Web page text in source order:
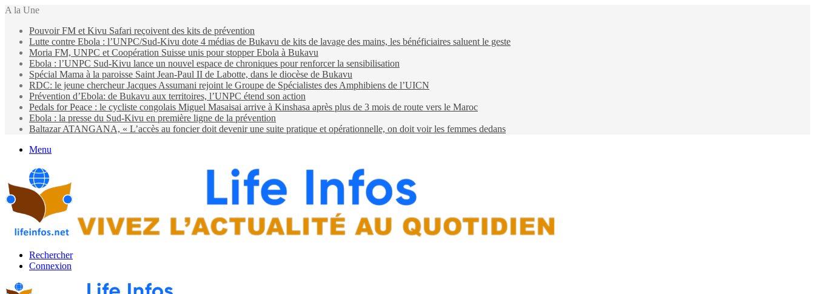
A la Une
Pouvoir FM et Kivu Safari reçoivent des kits de prévention
Lutte contre Ebola : l’UNPC/Sud-Kivu dote 4 médias de Bukavu de kits de lavage des mains, les bénéficiaires saluent le geste
Moria FM, UNPC et Coopération Suisse unis pour stopper Ebola à Bukavu
Ebola : l’UNPC Sud-Kivu lance un nouvel espace de chroniques pour renforcer la sensibilisation
Spécial Mama à la paroisse Saint Jean-Paul II de Labotte, dans le diocèse de Bukavu
RDC: le jeune chercheur Jacques Assumani rejoint le Groupe de Spécialistes des Amphibiens de l’UICN
Prévention d’Ebola: de Bukavu aux territoires, l’UNPC étend son action
Pedals for Peace : le cycliste congolais Miguel Masaisai arrive à Kinshasa après plus de 3 mois de route vers le Maroc
Ebola : la presse du Sud-Kivu en première ligne de la prévention
Baltazar ATANGANA, « L’accès au foncier doit devenir une suite pratique et opérationnelle, on doit voir les femmes dedans
Menu
Rechercher
Connexion